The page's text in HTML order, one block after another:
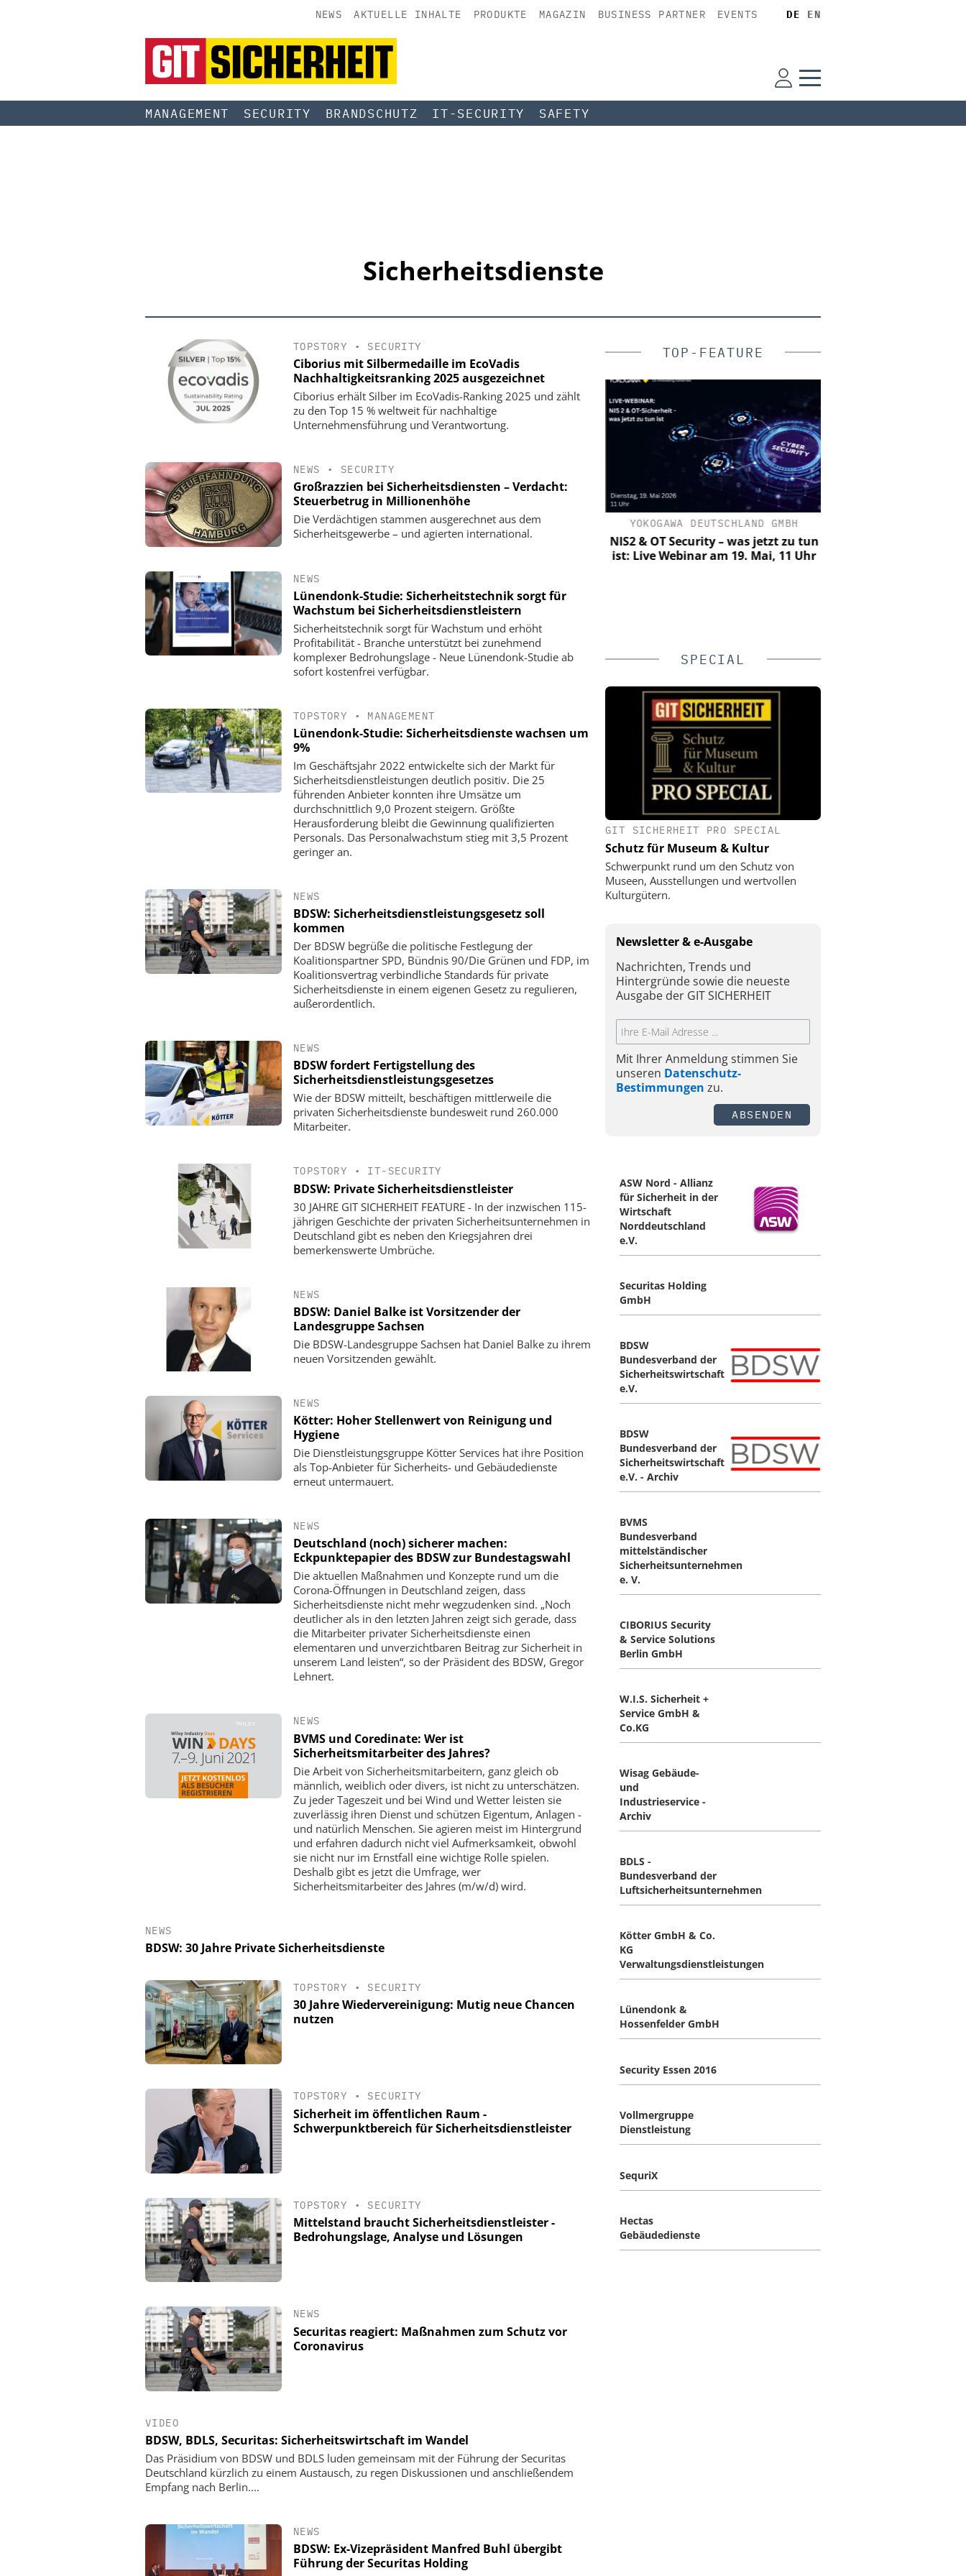
NEWS AKTUELLE INHALTE PRODUKTE MAGAZIN BUSINESS PARTNER EVENTS DE EN
MANAGEMENT SECURITY BRANDSCHUTZ IT-SECURITY SAFETY
Sicherheitsdienste
TOPSTORY • SECURITY
Ciborius mit Silbermedaille im EcoVadis
Nachhaltigkeitsranking 2025 ausgezeichnet
Ciborius erhält Silber im EcoVadis-Ranking 2025 und zählt
zu den Top 15 % weltweit für nachhaltige
Unternehmensführung und Verantwortung.
NEWS • SECURITY
Großrazzien bei Sicherheitsdiensten – Verdacht:
Steuerbetrug in Millionenhöhe
Die Verdächtigen stammen ausgerechnet aus dem
Sicherheitsgewerbe – und agierten international.
NEWS
Lünendonk-Studie: Sicherheitstechnik sorgt für
Wachstum bei Sicherheitsdienstleistern
Sicherheitstechnik sorgt für Wachstum und erhöht
Profitabilität - Branche unterstützt bei zunehmend
komplexer Bedrohungslage - Neue Lünendonk-Studie ab
sofort kostenfrei verfügbar.
TOPSTORY • MANAGEMENT
Lünendonk-Studie: Sicherheitsdienste wachsen um
9%
Im Geschäftsjahr 2022 entwickelte sich der Markt für
Sicherheitsdienstleistungen deutlich positiv. Die 25
führenden Anbieter konnten ihre Umsätze um
durchschnittlich 9,0 Prozent steigern. Größte
Herausforderung bleibt die Gewinnung qualifizierten
Personals. Das Personalwachstum stieg mit 3,5 Prozent
geringer an.
NEWS
BDSW: Sicherheitsdienstleistungsgesetz soll
kommen
Der BDSW begrüße die politische Festlegung der
Koalitionspartner SPD, Bündnis 90/Die Grünen und FDP, im
Koalitionsvertrag verbindliche Standards für private
Sicherheitsdienste in einem eigenen Gesetz zu regulieren,
außerordentlich.
NEWS
BDSW fordert Fertigstellung des
Sicherheitsdienstleistungsgesetzes
Wie der BDSW mitteilt, beschäftigen mittlerweile die
privaten Sicherheitsdienste bundesweit rund 260.000
Mitarbeiter.
TOPSTORY • IT-SECURITY
BDSW: Private Sicherheitsdienstleister
30 JAHRE GIT SICHERHEIT FEATURE - In der inzwischen 115-
jährigen Geschichte der privaten Sicherheitsunternehmen in
Deutschland gibt es neben den Kriegsjahren drei
bemerkenswerte Umbrüche.
NEWS
BDSW: Daniel Balke ist Vorsitzender der
Landesgruppe Sachsen
Die BDSW-Landesgruppe Sachsen hat Daniel Balke zu ihrem
neuen Vorsitzenden gewählt.
NEWS
Kötter: Hoher Stellenwert von Reinigung und
Hygiene
Die Dienstleistungsgruppe Kötter Services hat ihre Position
als Top-Anbieter für Sicherheits- und Gebäudedienste
erneut untermauert.
NEWS
Deutschland (noch) sicherer machen:
Eckpunktepapier des BDSW zur Bundestagswahl
Die aktuellen Maßnahmen und Konzepte rund um die
Corona-Öffnungen in Deutschland zeigen, dass
Sicherheitsdienste nicht mehr wegzudenken sind. „Noch
deutlicher als in den letzten Jahren zeigt sich gerade, dass
die Mitarbeiter privater Sicherheitsdienste einen
elementaren und unverzichtbaren Beitrag zur Sicherheit in
unserem Land leisten“, so der Präsident des BDSW, Gregor
Lehnert.
NEWS
BVMS und Coredinate: Wer ist
Sicherheitsmitarbeiter des Jahres?
Die Arbeit von Sicherheitsmitarbeitern, ganz gleich ob
männlich, weiblich oder divers, ist nicht zu unterschätzen.
Zu jeder Tageszeit und bei Wind und Wetter leisten sie
zuverlässig ihren Dienst und schützen Eigentum, Anlagen -
und natürlich Menschen. Sie agieren meist im Hintergrund
und erfahren dadurch nicht viel Aufmerksamkeit, obwohl
sie nicht nur im Ernstfall eine wichtige Rolle spielen.
Deshalb gibt es jetzt die Umfrage, wer
Sicherheitsmitarbeiter des Jahres (m/w/d) wird.
NEWS
BDSW: 30 Jahre Private Sicherheitsdienste
TOPSTORY • SECURITY
30 Jahre Wiedervereinigung: Mutig neue Chancen
nutzen
TOPSTORY • SECURITY
Sicherheit im öffentlichen Raum -
Schwerpunktbereich für Sicherheitsdienstleister
TOPSTORY • SECURITY
Mittelstand braucht ­Sicherheitsdienstleister -
Bedrohungslage, Analyse und Lösungen
NEWS
Securitas reagiert: Maßnahmen zum Schutz vor
Coronavirus
VIDEO
BDSW, BDLS, Securitas: Sicherheitswirtschaft im Wandel
Das Präsidium von BDSW und BDLS luden gemeinsam mit der Führung der Securitas
Deutschland kürzlich zu einem Austausch, zu regen Diskussionen und anschließendem
Empfang nach Berlin....
NEWS
BDSW: Ex-Vizepräsident Manfred Buhl übergibt
Führung der Securitas Holding
TOP-FEATURE
ASSA ABLOY SICHERHEITSTECHNIK
GMBH
zählt die Umsetzung
KLÜH SERVICE MANAGEMENT GMBH
Interview mit Klüh Security-
Notruf- und Serviceleitstelle (NSL)
YOKOGAWA DEUTSCHLAND GMBH
NIS2 & OT Security – was jetzt zu tun
ist: Live Webinar am 19. Mai, 11 Uhr
SPECIAL
GIT SICHERHEIT PRO SPECIAL
Schutz für Museum & Kultur
Schwerpunkt rund um den Schutz von
Museen, Ausstellungen und wertvollen
Kulturgütern.
Newsletter & e-Ausgabe
Nachrichten, Trends und
Hintergründe sowie die neueste
Ausgabe der GIT SICHERHEIT
Mit Ihrer Anmeldung stimmen Sie
unseren Datenschutz-
Bestimmungen zu.
ABSENDEN
ASW Nord - Allianz
für Sicherheit in der
Wirtschaft
Norddeutschland
e.V.
Securitas Holding
GmbH
BDSW
Bundesverband der
Sicherheitswirtschaft
e.V.
BDSW
Bundesverband der
Sicherheitswirtschaft
e.V. - Archiv
BVMS
Bundesverband
mittelständischer
Sicherheitsunternehmen
e. V.
CIBORIUS Security
& Service Solutions
Berlin GmbH
W.I.S. Sicherheit +
Service GmbH &
Co.KG
Wisag Gebäude-
und
Industrieservice -
Archiv
BDLS -
Bundesverband der
Luftsicherheitsunternehmen
Kötter GmbH & Co.
KG
Verwaltungsdienstleistungen
Lünendonk &
Hossenfelder GmbH
Security Essen 2016
Vollmergruppe
Dienstleistung
SequriX
Hectas
Gebäudedienste